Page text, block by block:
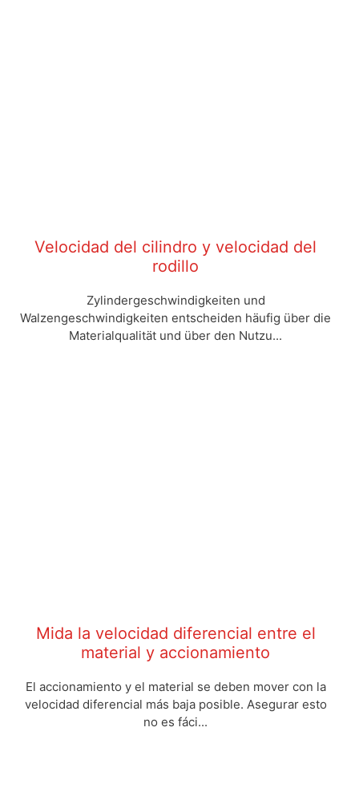
Velocidad del cilindro y velocidad del
rodillo
Zylindergeschwindigkeiten und
Walzengeschwindigkeiten entscheiden häufig über die
Materialqualität und über den Nutzu...
Mida la velocidad diferencial entre el
material y accionamiento
El accionamiento y el material se deben mover con la
velocidad diferencial más baja posible. Asegurar esto
no es fáci...